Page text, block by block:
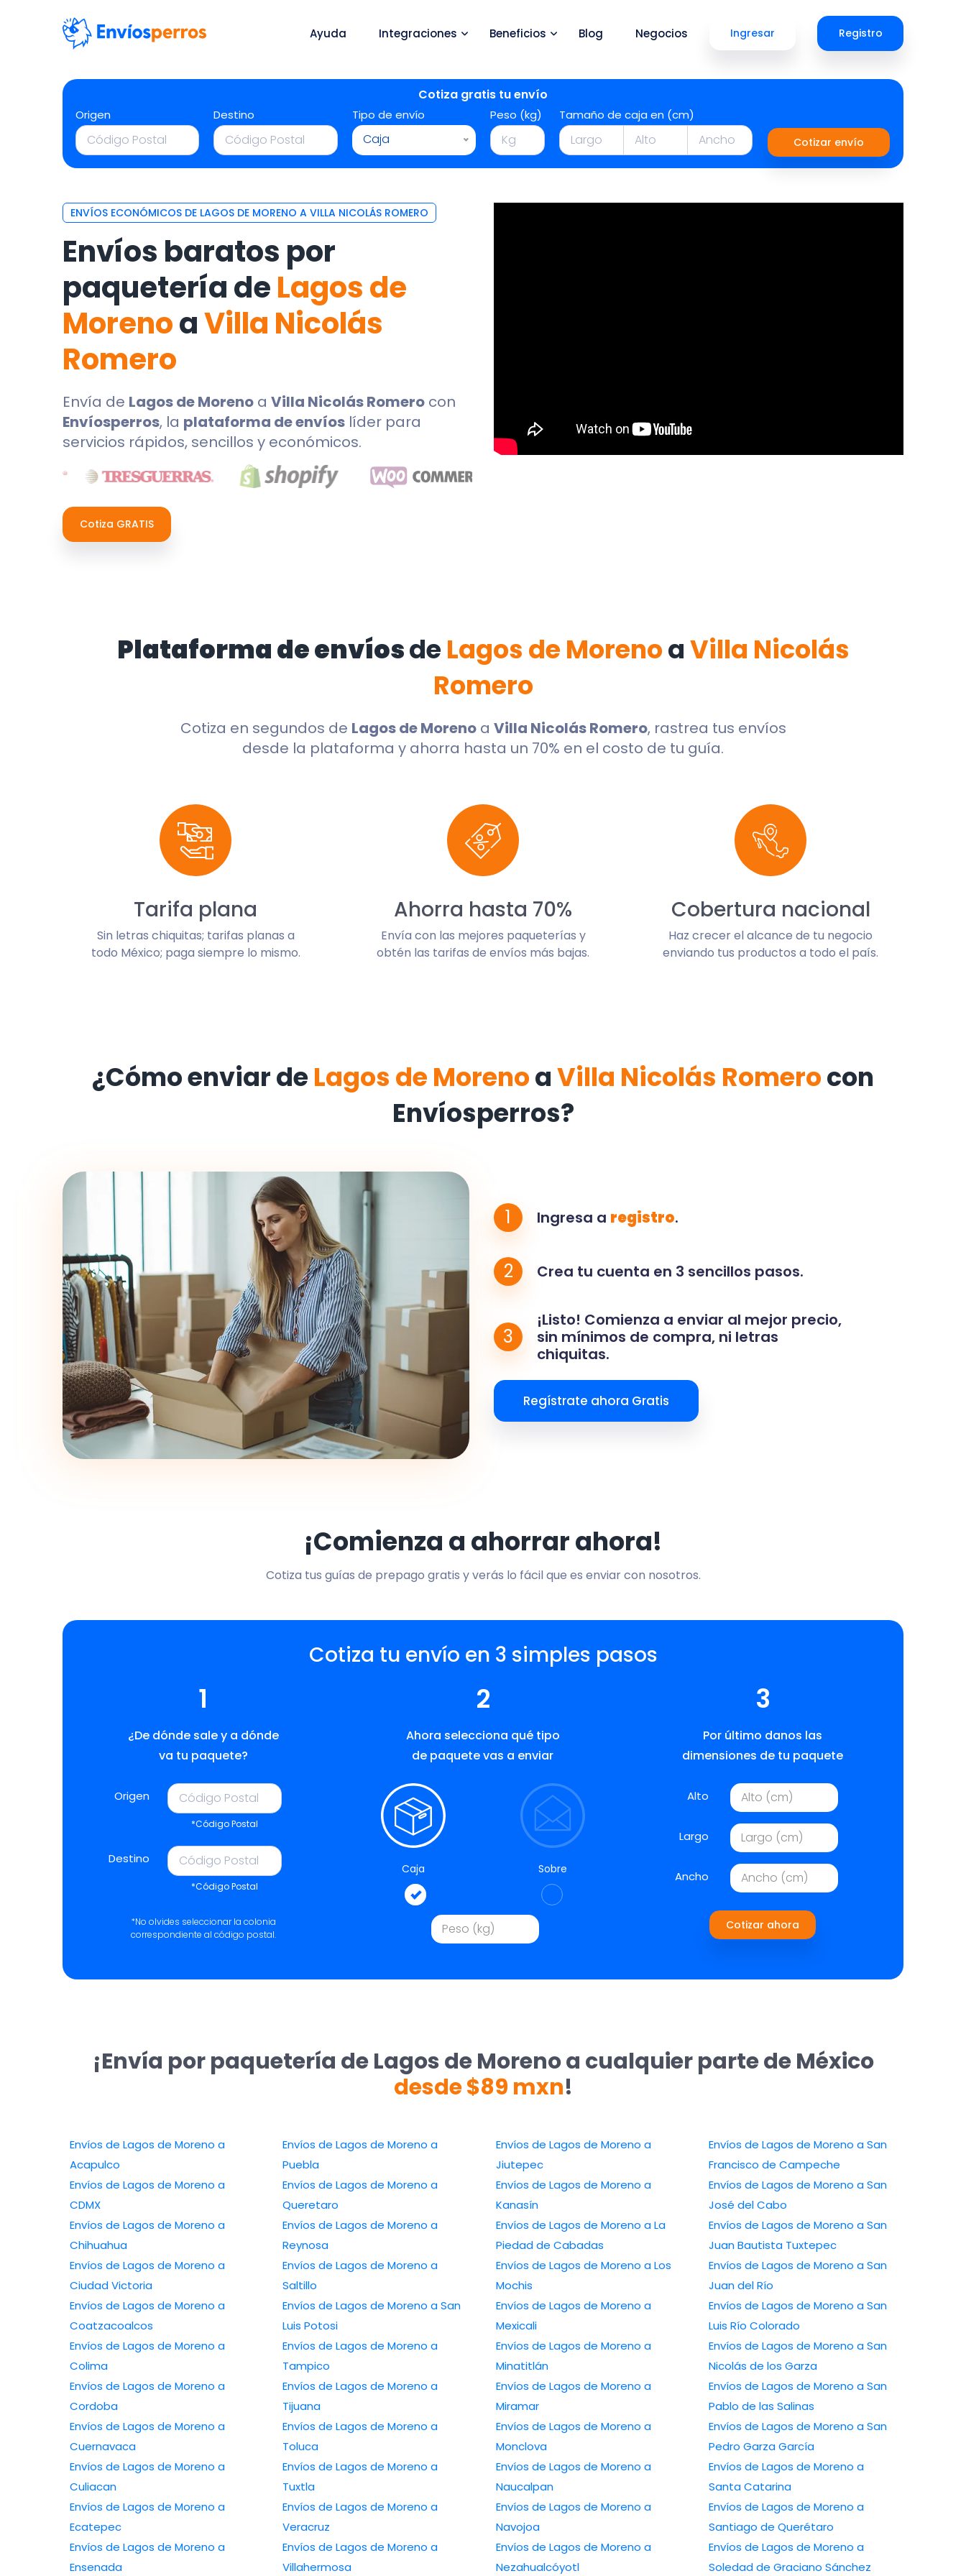
Ayuda Integraciones Beneficios Blog Negocios Ingresar Registro
Cotiza gratis tu envío
Origen Destino Tipo de envío
Caja
Peso (kg) Tamaño de caja en (cm)
Cotizar envío
ENVÍOS ECONÓMICOS DE LAGOS DE MORENO A VILLA NICOLÁS ROMERO
Envíos baratos por
paquetería deLagos de
MorenoaVilla Nicolás
Romero
Envía de Lagos de Moreno a Villa Nicolás Romero con
Envíosperros, la plataforma de envíos líder para
servicios rápidos, sencillos y económicos.
Cotiza GRATIS
Plataforma de envíosde Lagos de MorenoaVilla Nicolás
Romero
Cotiza en segundos de Lagos de Morenoa Villa Nicolás Romero, rastrea tus envíos
desde la plataforma y ahorra hasta un 70% en el costo de tu guía.
Tarifa plana
Sin letras chiquitas; tarifas planas a
todo México; paga siempre lo mismo.
Ahorra hasta 70%
Envía con las mejores paqueterías y
obtén las tarifas de envíos más bajas.
Cobertura nacional
Haz crecer el alcance de tu negocio
enviando tus productos a todo el país.
¿Cómo enviar de Lagos de MorenoaVilla Nicolás Romerocon
Envíosperros?
1 Ingresa a registro.
2 Crea tu cuenta en 3 sencillos pasos.
3
¡Listo! Comienza a enviar al mejor precio,
sin mínimos de compra, ni letras
chiquitas.
Regístrate ahora Gratis
¡Comienza a ahorrar ahora!
Cotiza tus guías de prepago gratis y verás lo fácil que es enviar con nosotros.
Cotiza tu envío en 3 simples pasos
1
¿De dónde sale y a dónde
va tu paquete?
Origen
*Código Postal
Destino
*Código Postal
*No olvides seleccionar la colonia
correspondiente al código postal.
2
Ahora selecciona qué tipo
de paquete vas a enviar
Caja Sobre
3
Por último danos las
dimensiones de tu paquete
Alto
Largo
Ancho
Cotizar ahora
¡Envía por paquetería de Lagos de Moreno a cualquier parte de México
desde $89 mxn!
Envíos de Lagos de Moreno a
Acapulco
Envíos de Lagos de Moreno a
CDMX
Envíos de Lagos de Moreno a
Chihuahua
Envíos de Lagos de Moreno a
Ciudad Victoria
Envíos de Lagos de Moreno a
Coatzacoalcos
Envíos de Lagos de Moreno a
Colima
Envíos de Lagos de Moreno a
Cordoba
Envíos de Lagos de Moreno a
Cuernavaca
Envíos de Lagos de Moreno a
Culiacan
Envíos de Lagos de Moreno a
Ecatepec
Envíos de Lagos de Moreno a
Ensenada
Envíos de Lagos de Moreno a
Puebla
Envíos de Lagos de Moreno a
Queretaro
Envíos de Lagos de Moreno a
Reynosa
Envíos de Lagos de Moreno a
Saltillo
Envíos de Lagos de Moreno a San
Luis Potosi
Envíos de Lagos de Moreno a
Tampico
Envíos de Lagos de Moreno a
Tijuana
Envíos de Lagos de Moreno a
Toluca
Envíos de Lagos de Moreno a
Tuxtla
Envíos de Lagos de Moreno a
Veracruz
Envíos de Lagos de Moreno a
Villahermosa
Envíos de Lagos de Moreno a
Jiutepec
Envíos de Lagos de Moreno a
Kanasín
Envíos de Lagos de Moreno a La
Piedad de Cabadas
Envíos de Lagos de Moreno a Los
Mochis
Envíos de Lagos de Moreno a
Mexicali
Envíos de Lagos de Moreno a
Minatitlán
Envíos de Lagos de Moreno a
Miramar
Envíos de Lagos de Moreno a
Monclova
Envíos de Lagos de Moreno a
Naucalpan
Envíos de Lagos de Moreno a
Navojoa
Envíos de Lagos de Moreno a
Nezahualcóyotl
Envíos de Lagos de Moreno a San
Francisco de Campeche
Envíos de Lagos de Moreno a San
José del Cabo
Envíos de Lagos de Moreno a San
Juan Bautista Tuxtepec
Envíos de Lagos de Moreno a San
Juan del Río
Envíos de Lagos de Moreno a San
Luis Río Colorado
Envíos de Lagos de Moreno a San
Nicolás de los Garza
Envíos de Lagos de Moreno a San
Pablo de las Salinas
Envíos de Lagos de Moreno a San
Pedro Garza García
Envíos de Lagos de Moreno a
Santa Catarina
Envíos de Lagos de Moreno a
Santiago de Querétaro
Envíos de Lagos de Moreno a
Soledad de Graciano Sánchez